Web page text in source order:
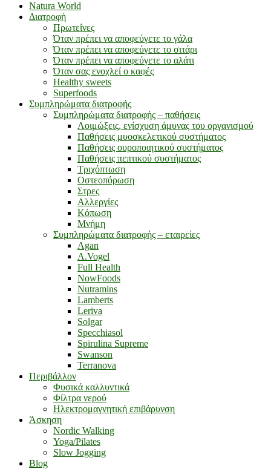
Natura World
Διατροφή
Πρωτεΐνες
Όταν πρέπει να αποφεύγετε το γάλα
Όταν πρέπει να αποφεύγετε το σιτάρι
Όταν πρέπει να αποφεύγετε το αλάτι
Όταν σας ενοχλεί ο καφές
Healthy sweets
Superfoods
Συμπληρώματα διατροφής
Συμπληρώματα διατροφής – παθήσεις
Λοιμώξεις, ενίσχυση άμυνας του οργανισμού
Παθήσεις μυοσκελετικού συστήματος
Παθήσεις ουροποιητικού συστήματος
Παθήσεις πεπτικού συστήματος
Τριχόπτωση
Οστεοπόρωση
Στρες
Αλλεργίες
Κόπωση
Μνήμη
Συμπληρώματα διατροφής – εταιρείες
Agan
A.Vogel
Full Health
NowFoods
Nutramins
Lamberts
Leriva
Solgar
Specchiasol
Spirulina Supreme
Swanson
Terranova
Περιβάλλον
Φυσικά καλλυντικά
Φίλτρα νερού
Ηλεκτρομαγνητική επιβάρυνση
Άσκηση
Nordic Walking
Yoga/Pilates
Slow Jogging
Blog